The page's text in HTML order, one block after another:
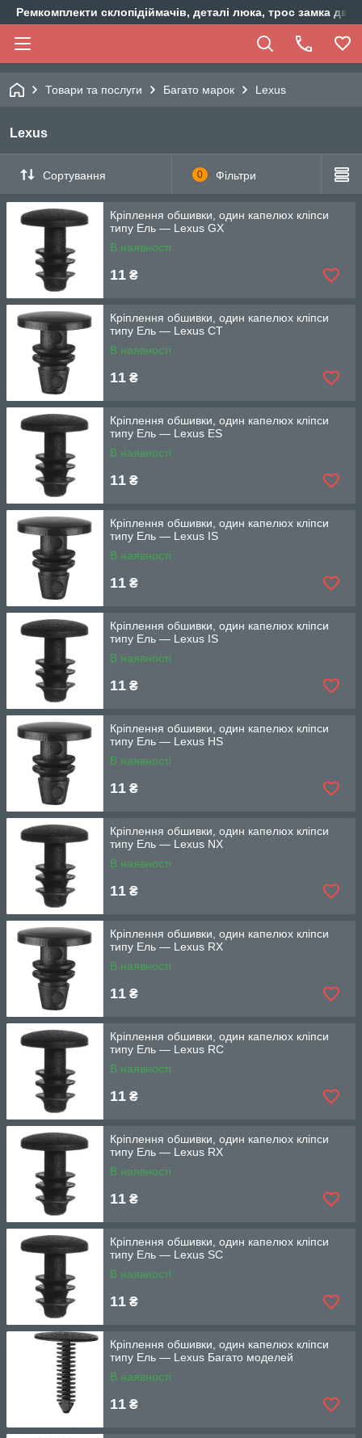
Ремкомплекти склопідіймачів, деталі люка, трос замка
Товари та послуги Багато марок Lexus
Lexus
Сортування 0 Фільтри
Кріплення обшивки, один капелюх кліпси
типу Ель — Lexus GX
В наявності
11 ₴
Кріплення обшивки, один капелюх кліпси
типу Ель — Lexus CT
В наявності
11 ₴
Кріплення обшивки, один капелюх кліпси
типу Ель — Lexus ES
В наявності
11 ₴
Кріплення обшивки, один капелюх кліпси
типу Ель — Lexus IS
В наявності
11 ₴
Кріплення обшивки, один капелюх кліпси
типу Ель — Lexus IS
В наявності
11 ₴
Кріплення обшивки, один капелюх кліпси
типу Ель — Lexus HS
В наявності
11 ₴
Кріплення обшивки, один капелюх кліпси
типу Ель — Lexus NX
В наявності
11 ₴
Кріплення обшивки, один капелюх кліпси
типу Ель — Lexus RX
В наявності
11 ₴
Кріплення обшивки, один капелюх кліпси
типу Ель — Lexus RC
В наявності
11 ₴
Кріплення обшивки, один капелюх кліпси
типу Ель — Lexus RX
В наявності
11 ₴
Кріплення обшивки, один капелюх кліпси
типу Ель — Lexus SC
В наявності
11 ₴
Кріплення обшивки, один капелюх кліпси
типу Ель — Lexus Багато моделей
В наявності
11 ₴